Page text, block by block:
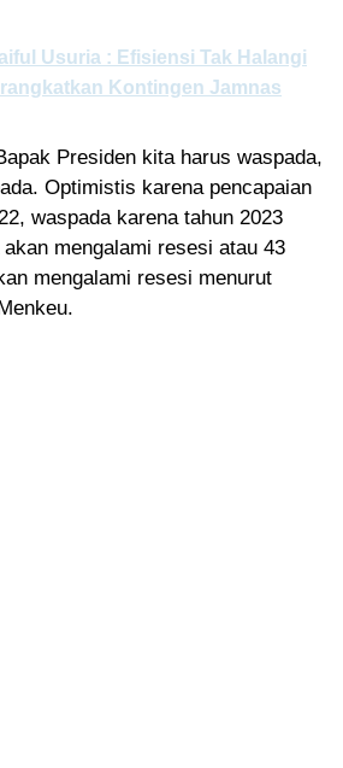
Usuria : Efisiensi Tak Halangi
Kontingen Jamnas
Presiden kita harus waspada,
Optimistis karena pencapaian
waspada karena tahun 2023
mengalami resesi atau 43
mengalami resesi menurut